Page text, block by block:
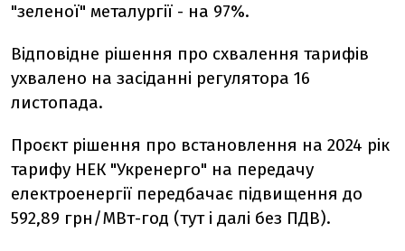
"зеленої" металургії - на 97%.
Відповідне рішення про схвалення тарифів
ухвалено на засіданні регулятора 16
листопада.
Проєкт рішення про встановлення на 2024 рік
тарифу НЕК "Укренерго" на передачу
електроенергії передбачає підвищення до
592,89 грн/МВт-год (тут і далі без ПДВ).